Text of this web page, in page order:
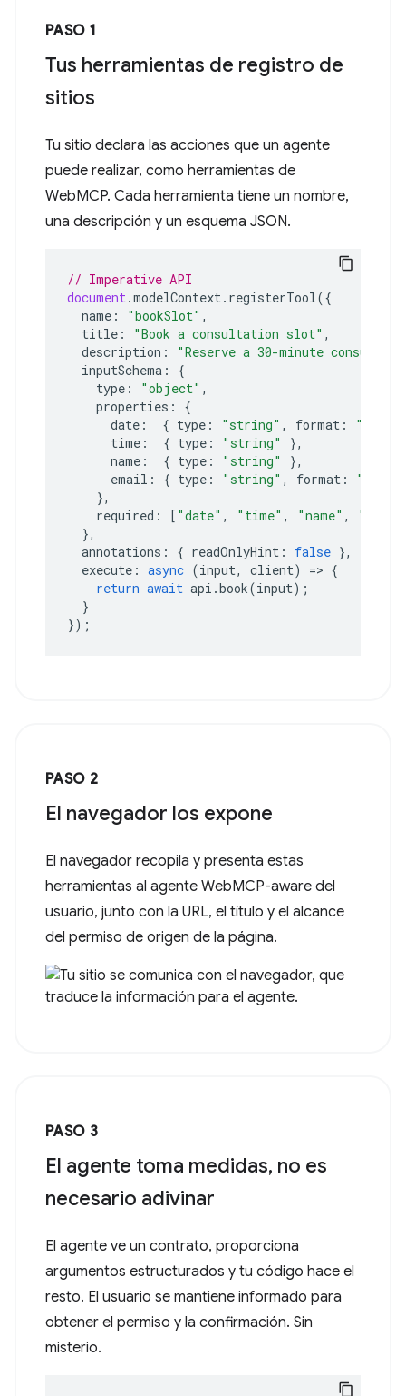
PASO 1
Tus herramientas de registro de
sitios
Tu sitio declara las acciones que un agente
puede realizar, como herramientas de
WebMCP. Cada herramienta tiene un nombre,
una descripción y un esquema JSON.
// Imperative API
document.modelContext. registerTool({
name : "bookSlot" ,
title : "Book a consultation slot" ,
description :
"Reserve a 30-minute
inputSchema :
{
type : "object" ,
properties :
{
date : { type : "string" , format :
"date"
time : { type : "string"
},
name : { type : "string"
},
email : { type : "string" , format :
},
required : [ "date" , "time" , "name" ,
},
annotations : { readOnlyHint : false },
execute : async (input, client) => {
return await api .book(input);
}
});
PASO 2
El navegador los expone
El navegador recopila y presenta estas
herramientas al agente WebMCP-aware del
usuario, junto con la URL, el título y el alcance
del permiso de origen de la página.
PASO 3
El agente toma medidas, no es
necesario adivinar
El agente ve un contrato, proporciona
argumentos estructurados y tu código hace el
resto. El usuario se mantiene informado para
obtener el permiso y la confirmación. Sin
misterio.